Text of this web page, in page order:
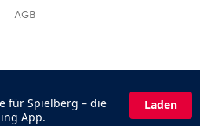
AGB
für Spielberg – die
App.
Laden